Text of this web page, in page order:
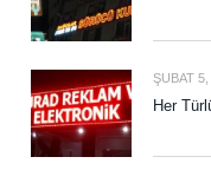
ŞUBAT
Her